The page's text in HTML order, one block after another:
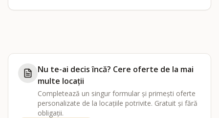
Nu te-ai decis încă? Cere oferte de la mai
multe locații
Completează un singur formular și primești oferte
personalizate de la locațiile potrivite. Gratuit și fără
obligații.